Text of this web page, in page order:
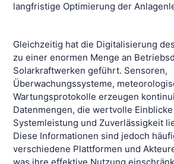
langfristige Optimierung der
Gleichzeitig hat die Digitalisierung
zu einer enormen Menge an
Solarkraftwerken geführt. Sensoren,
Überwachungssysteme,
Wartungsprotokolle erzeugen
Datenmengen, die wertvolle
Systemleistung und Zuverlässigkeit
Diese Informationen sind jedoch
verschiedene Plattformen und
was ihre effektive Nutzung